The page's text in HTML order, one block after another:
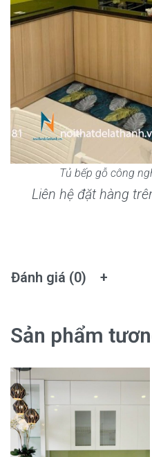
Tủ bếp gỗ công
Liên hệ đặt hàng
Đánh giá (0)
Sản phẩm